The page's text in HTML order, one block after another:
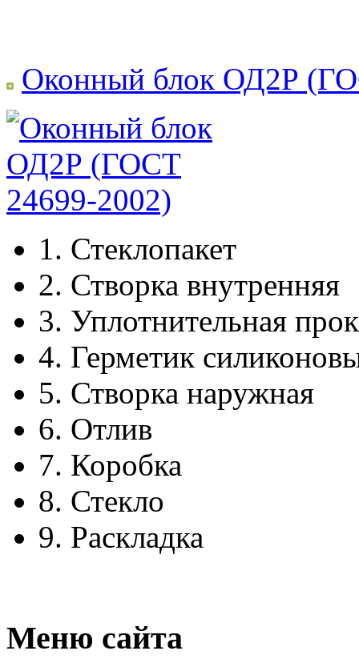
Оконный блок ОД2Р
1. Стеклопакет
2. Створка внутренняя
3. Уплотнительная
4. Герметик
5. Створка наружная
6. Отлив
7. Коробка
8. Стекло
9. Раскладка
Меню сайта